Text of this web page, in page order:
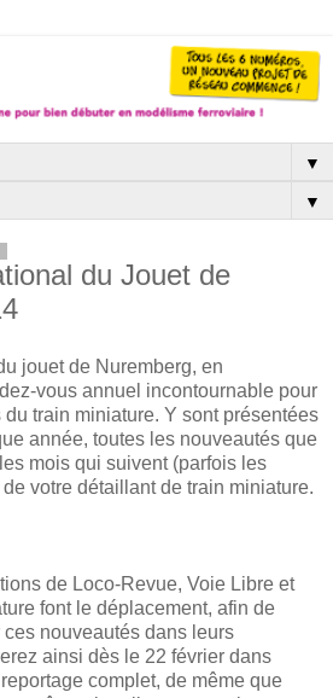
▼
▼
du Jouet de
jouet de Nuremberg, en
vous annuel incontournable pour
train miniature. Y sont présentées
année, toutes les nouveautés que
mois qui suivent (parfois les
votre détaillant de train miniature.
de Loco-Revue, Voie Libre et
font le déplacement, afin de
nouveautés dans leurs
ainsi dès le 22 février dans
complet, de même que